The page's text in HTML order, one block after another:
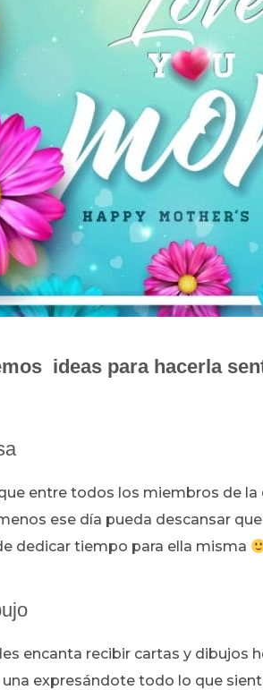
ideas para hacerla
entre todos los miembros de la
ese día pueda descansar
dedicar tiempo para ella misma
encanta recibir cartas y dibujos
expresándote todo lo que